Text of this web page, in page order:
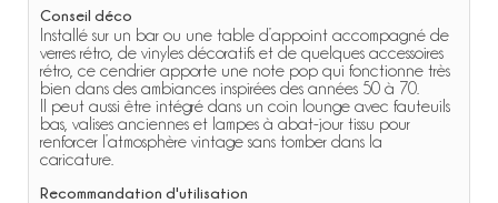
Conseil déco
Installé sur un bar ou une table d’appoint accompagné de
verres rétro, de vinyles décoratifs et de quelques accessoires
rétro, ce cendrier apporte une note pop qui fonctionne très
bien dans des ambiances inspirées des années 50 à 70.
Il peut aussi être intégré dans un coin lounge avec fauteuils
bas, valises anciennes et lampes à abat-jour tissu pour
renforcer l’atmosphère vintage sans tomber dans la
caricature.
Recommandation d'utilisation